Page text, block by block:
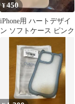
¥450
iPhone用 ハートデザイ
ン ソフトケース ピンク